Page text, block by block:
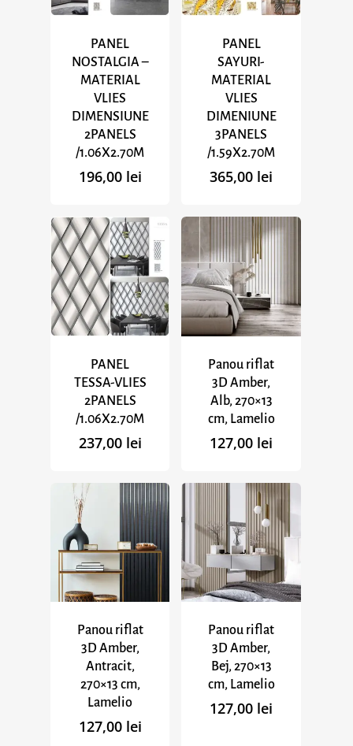
PANEL
NOSTALGIA –
MATERIAL
VLIES
DIMENSIUNE
2PANELS
/1.06X2.70M
196,00 lei
PANEL
SAYURI-
MATERIAL
VLIES
DIMENIUNE
3PANELS
/1.59X2.70M
365,00 lei
PANEL
TESSA-VLIES
2PANELS
/1.06X2.70M
237,00 lei
Panou riflat
3D Amber,
Alb, 270×13
cm, Lamelio
127,00 lei
Panou riflat
3D Amber,
Antracit,
270×13 cm,
Lamelio
127,00 lei
Panou riflat
3D Amber,
Bej, 270×13
cm, Lamelio
127,00 lei